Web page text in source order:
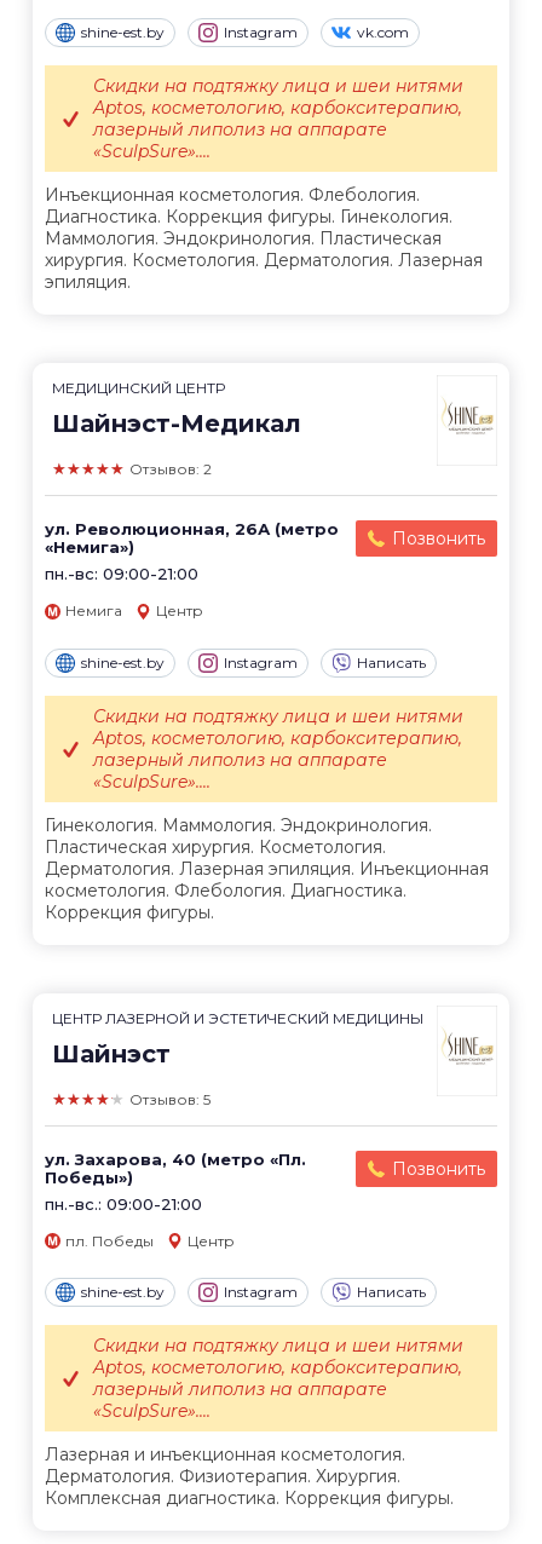
shine-est.by Instagram vk.com
Инъекционная косметология. Флебология.
Диагностика. Коррекция фигуры. Гинекология.
Маммология. Эндокринология. Пластическая
хирургия. Косметология. Дерматология. Лазерная
эпиляция.
Скидки на подтяжку лица и шеи нитями
Aptos, косметологию, карбокситерапию,
лазерный липолиз на аппарате
«SculpSure»....
МЕДИЦИНСКИЙ ЦЕНТР
Шайнэст-Медикал
★★★★★ Отзывов: 2
ул. Революционная, 26А (метро
«Немига»)
пн.-вс: 09:00-21:00
Позвонить
Немига Центр
shine-est.by Instagram Написать
Гинекология. Маммология. Эндокринология.
Пластическая хирургия. Косметология.
Дерматология. Лазерная эпиляция. Инъекционная
косметология. Флебология. Диагностика.
Коррекция фигуры.
Скидки на подтяжку лица и шеи нитями
Aptos, косметологию, карбокситерапию,
лазерный липолиз на аппарате
«SculpSure»....
ЦЕНТР ЛАЗЕРНОЙ И ЭСТЕТИЧЕСКИЙ МЕДИЦИНЫ
Шайнэст
★★★★★ Отзывов: 5
ул. Захарова, 40 (метро «Пл.
Победы»)
пн.-вс.: 09:00-21:00
Позвонить
пл. Победы Центр
shine-est.by Instagram Написать
Лазерная и инъекционная косметология.
Дерматология. Физиотерапия. Хирургия.
Комплексная диагностика. Коррекция фигуры.
Скидки на подтяжку лица и шеи нитями
Aptos, косметологию, карбокситерапию,
лазерный липолиз на аппарате
«SculpSure»....